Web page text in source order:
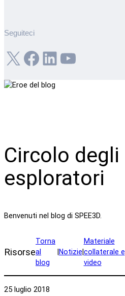
Seguiteci
X Facebook LinkedIn YouTube
Circolo degli
esploratori
Benvenuti nel blog di SPEE3D.
Risorse
Torna
al
blog
Notizie
Materiale
collaterale e
video
25 luglio 2018